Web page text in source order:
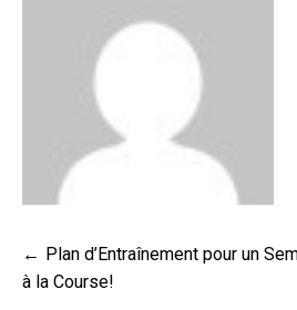
Navigation
de
Plan d’Entraînement pour un
à la Course!